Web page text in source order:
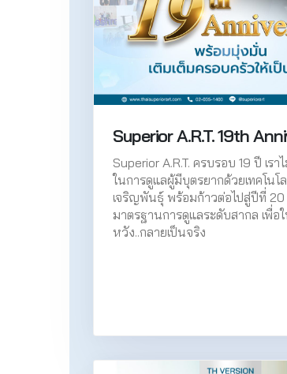
Superior A.R.T. 19th
Superior A.R.T. ครบรอบ 19 ปี เรา
ในการดูแลผู้มีบุตรยากด้วยเทคโนโ
เจริญพันธุ์ พร้อมก้าวต่อไปสู่ปีที่ 20
มาตรฐานการดูแลระดับสากล เพื่อ
หวัง..กลายเป็นจริง